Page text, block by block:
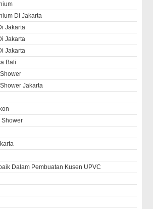
Di Jakarta
Jakarta
Jakarta
Jakarta
Bali
Jakarta
Shower
Dalam Pembuatan Kusen UPVC